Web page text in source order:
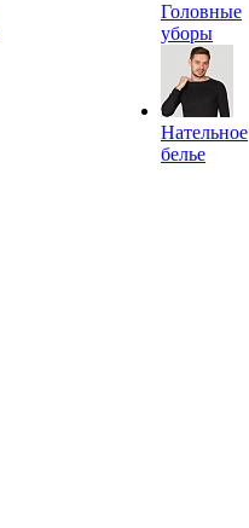
Головные
уборы
Нательное
белье